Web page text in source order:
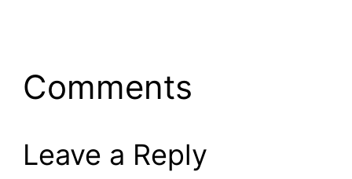
Comments
Leave a Reply